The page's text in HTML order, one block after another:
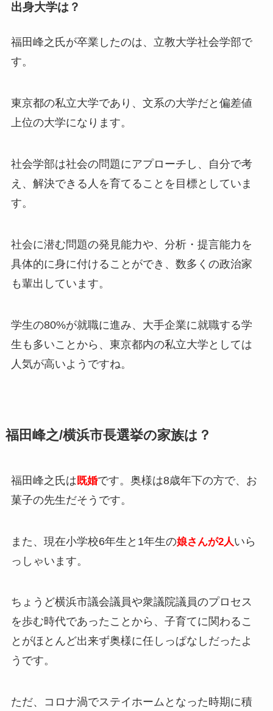
出身大学は？
福田峰之氏が卒業したのは、立教大学社会学部で
す。
東京都の私立大学であり、文系の大学だと偏差値
上位の大学になります。
社会学部は社会の問題にアプローチし、自分で考
え、解決できる人を育てることを目標としていま
す。
社会に潜む問題の発見能力や、分析・提言能力を
具体的に身に付けることができ、数多くの政治家
も輩出しています。
学生の80%が就職に進み、大手企業に就職する学
生も多いことから、東京都内の私立大学としては
人気が高いようですね。
福田峰之/横浜市長選挙の家族は？
福田峰之氏は 既婚です。 奥様は8歳年下の方で、お
菓子の先生だそうです。
また、現在小学校6年生と1年生の娘さんが2人いら
っしゃいます。
ちょうど横浜市議会議員や衆議院議員のプロセス
を歩む時代であったことから、子育てに関わるこ
とがほとんど出来ず奥様に任しっぱなしだったよ
うです。
ただ、コロナ渦でステイホームとなった時期に積